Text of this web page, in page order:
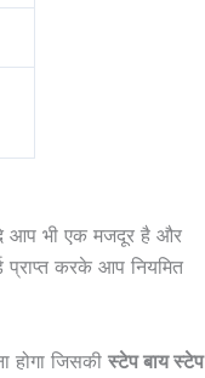
आप भी एक मजदूर है और
प्राप्त करके आप नियमित
होगा जिसकी स्टेप बाय स्टेप